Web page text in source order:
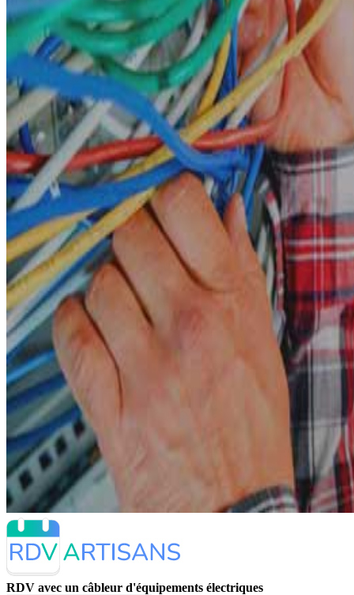
RDV avec un câbleur d'équipements électriques